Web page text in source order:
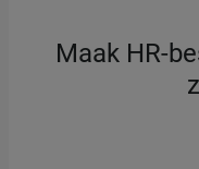
Maak HR-